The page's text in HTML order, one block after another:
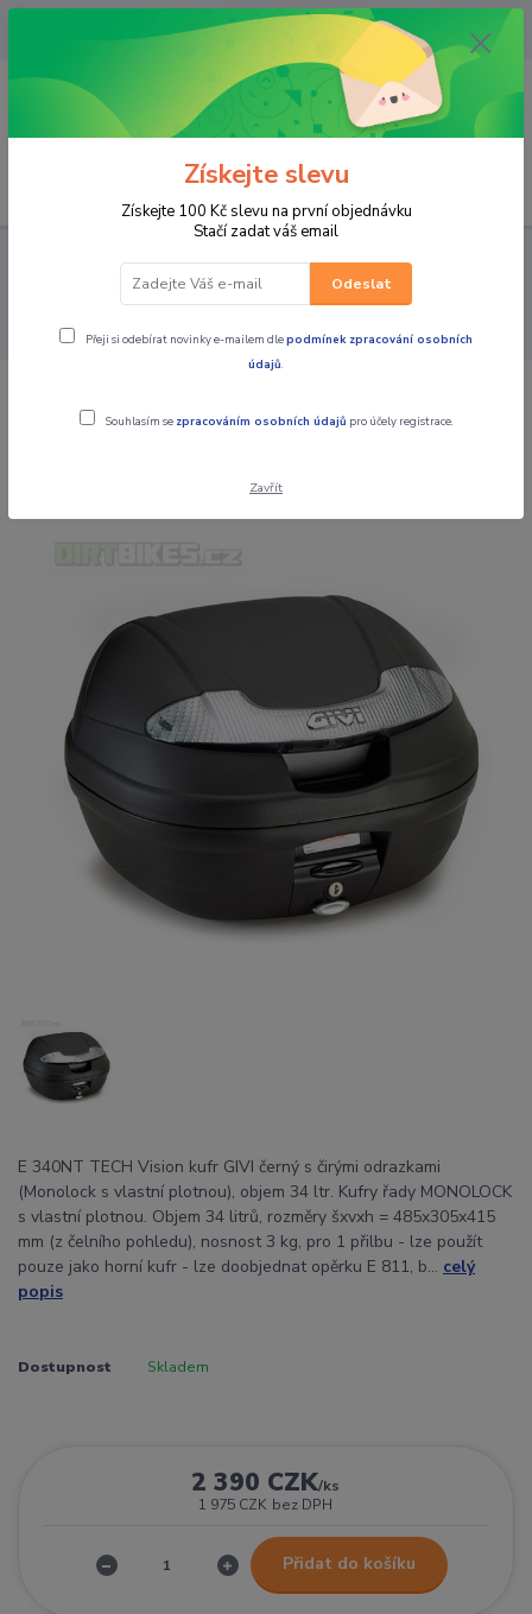
OPAVA 733537099/HLUČÍN
734541648/OLOMOUC 734593593
0,00 CZK
PRO STROJE MOTO PŘÍSLUŠENSTVÍ
KUFRY / BRAŠNY /
MONTÁŽNÍ SADY / TANKVAKY / VAKY
KUFRY TOP CASE, BRAŠNY
NA MÍSTO SPOLUJEZDCE, OPĚRKY
zadní plastový box E 340NT
TECH Vision kufr GIVI černý
zadní plastový box E 340NT TECH
E 340NT TECH Vision kufr GIVI černý s čirými odrazkami
(Monolock s vlastní plotnou), objem 34 ltr. Kufry řady MONOLOCK
s vlastní plotnou. Objem 34 litrů, rozměry šxvxh = 485x305x415
mm (z čelního pohledu), nosnost 3 kg, pro 1 přilbu - lze použít
pouze jako horní kufr - lze doobjednat opěrku E 811, b... celý
popis
Dostupnost Skladem
2 390 CZK/ks
1 975 CZK bez DPH
Přidat do košíku
Získejte slevu
Získejte 100 Kč slevu na první objednávku
Stačí zadat váš email
Odeslat
Přeji si odebírat novinky e-mailem dlepodmínek zpracování osobních
údajů.
Souhlasím se zpracováním osobních údajů pro účely registrace.
Zavřít